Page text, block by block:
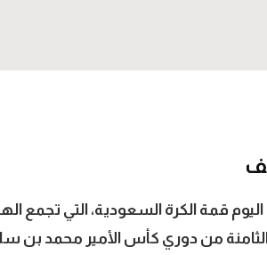
قمة الكرة السعودية، التي تجمع
الثامنة من دوري كأس الأمير محمد بن